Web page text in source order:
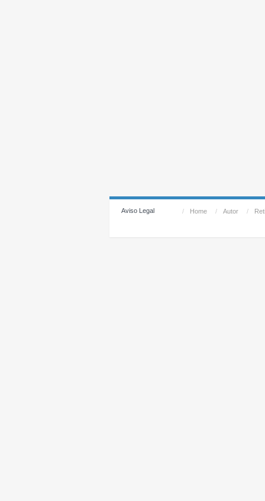
Aviso Legal / Home / Autor /